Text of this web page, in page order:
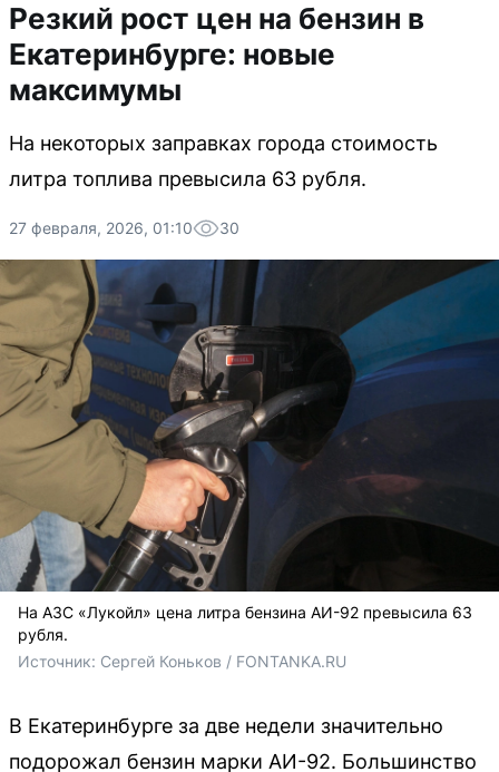
Резкий рост цен на бензин в
Екатеринбурге: новые
максимумы
На некоторых заправках города стоимость
литра топлива превысила 63 рубля.
27 февраля, 2026, 01:10 30
На АЗС «Лукойл» цена литра бензина АИ-92 превысила 63
рубля.
Источник: Сергей Коньков / FONTANKA.RU
В Екатеринбурге за две недели значительно
подорожал бензин марки АИ-92. Большинство